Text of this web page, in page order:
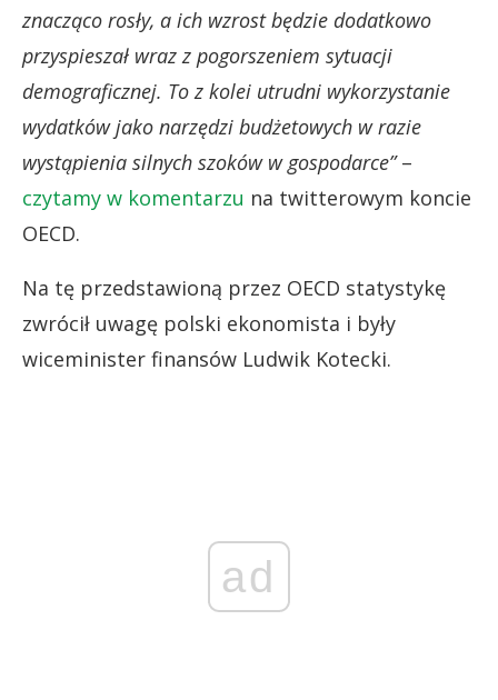
znacząco rosły, a ich wzrost będzie dodatkowo
przyspieszał wraz z pogorszeniem sytuacji
demograficznej. To z kolei utrudni wykorzystanie
wydatków jako narzędzi budżetowych w razie
wystąpienia silnych szoków w gospodarce”–
czytamy w komentarzu na twitterowym koncie
OECD.
Na tę przedstawioną przez OECD statystykę
zwrócił uwagę polski ekonomista i były
wiceminister finansów Ludwik Kotecki.
ad